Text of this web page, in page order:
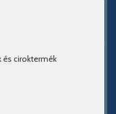
és ciroktermék